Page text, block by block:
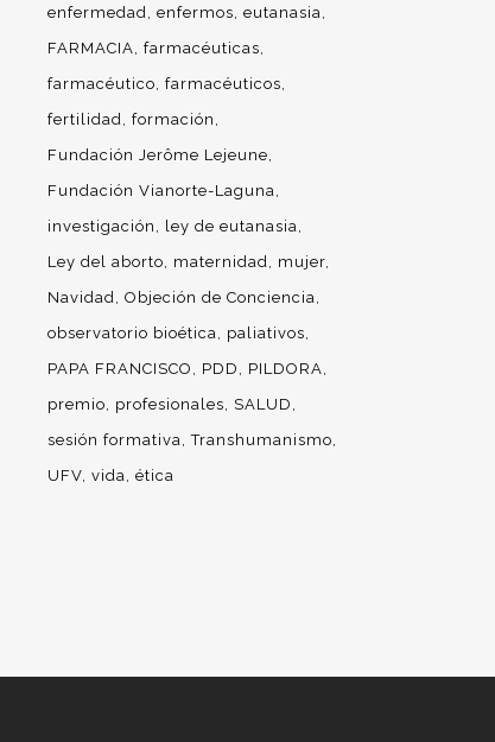
enfermedad enfermos eutanasia
FARMACIA farmacéuticas
farmacéutico farmacéuticos
fertilidad formación
Fundación Jerôme Lejeune
Fundación Vianorte-Laguna
investigación
ley de eutanasia
Ley del aborto
maternidad
mujer
Navidad Objeción de Conciencia
observatorio bioética
paliativos
PAPA FRANCISCO
PDD
PILDORA
premio
profesionales
SALUD
sesión formativa Transhumanismo
UFV vida ética